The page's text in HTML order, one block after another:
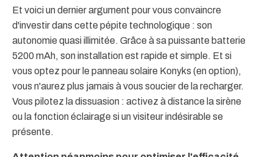
Et voici un dernier argument pour vous convaincre
d'investir dans cette pépite technologique : son
autonomie quasi illimitée. Grâce à sa puissante batterie
5200 mAh, son installation est rapide et simple. Et si
vous optez pour le panneau solaire Konyks (en option),
vous n'aurez plus jamais à vous soucier de la recharger.
Vous pilotez la dissuasion : activez à distance la sirène
ou la fonction éclairage si un visiteur indésirable se
présente.